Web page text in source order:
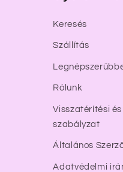
Keresés
Szállítás
Rólunk
Visszatérítési
szabályzat
Általános
Adatvédelmi